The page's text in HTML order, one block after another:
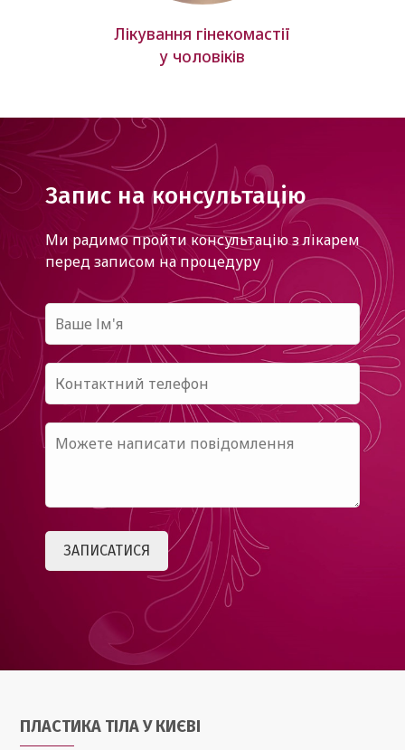
Лікування гінекомастії
у чоловіків
Запис на консультацію
Ми радимо пройти консультацію з лікарем
перед записом на процедуру
ПЛАСТИКА ТІЛА У КИЄВІ